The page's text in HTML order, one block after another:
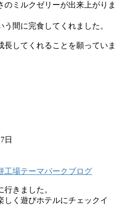
のミルクゼリーが出来上がりま
間に完食してくれました。
長してくれることを願っていま
日
工場テーマパークブログ
きました。
しく遊びホテルにチェックイ